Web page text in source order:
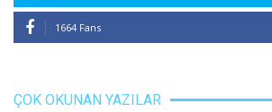
1664 Fans
ÇOK OKUNAN YAZILAR